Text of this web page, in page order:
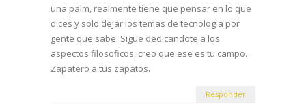
una palm, realmente tiene que pensar en lo que
dices y solo dejar los temas de tecnologia por
gente que sabe. Sigue dedicandote a los
aspectos filosoficos, creo que ese es tu campo.
Zapatero a tus zapatos.
Responder